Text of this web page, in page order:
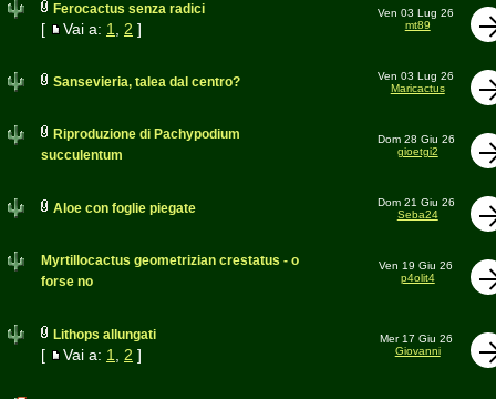
Ferocactus senza radici
[ Vai a: 1 2 ]
Ven 03 Lug 26
mt89
Sansevieria, talea dal centro?
Ven 03 Lug 26
Maricactus
Riproduzione di Pachypodium
succulentum
Dom 28 Giu 26
gioetgi2
Aloe con foglie piegate
Dom 21 Giu 26
Seba24
Myrtillocactus geometrizian crestatus - o
forse no
Ven 19 Giu 26
p4olit4
Lithops allungati
[ Vai a: 1 2 ]
Mer 17 Giu 26
Giovanni